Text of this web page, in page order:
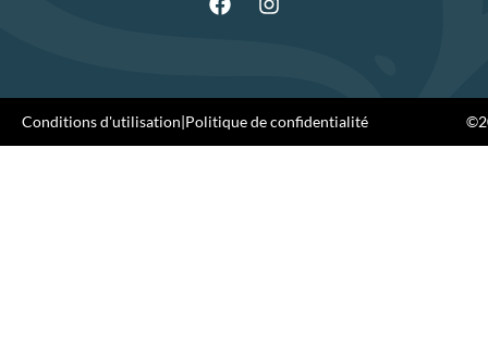
Conditions d'utilisation|Politique de confidentialité